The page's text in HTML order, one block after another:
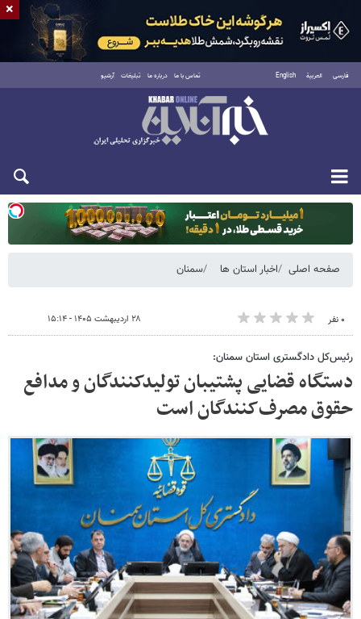
فارسی العربية English تماس با ما درباره ما تبلیغات آرشیو
یکشنبه ۱۸ مرداد ۱۴۰۵
صفحه اصلی اخبار استان ها سمنان
۰ نفر ۲۸ اردیبهشت ۱۴۰۵ - ۱۵:۱۴
رئیس‌کل دادگستری استان سمنان:
دستگاه قضایی پشتیبان تولیدکنندگان و مدافع
حقوق مصرف‌کنندگان است
×